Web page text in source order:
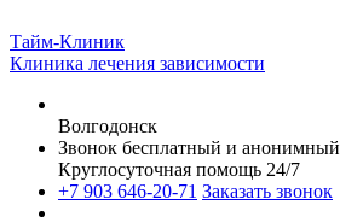
Тайм-Клиник
Клиника лечения зависимости
Волгодонск
Звонок бесплатный и анонимный
Круглосуточная помощь 24/7
+7 903 646-20-71 Заказать звонок